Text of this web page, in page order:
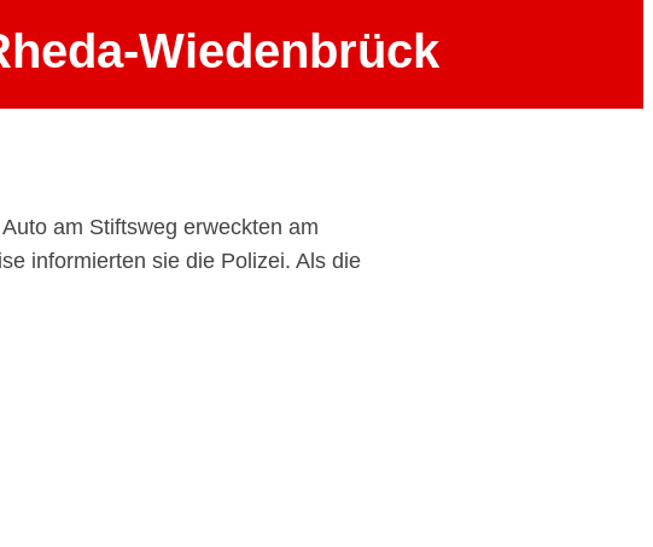
Wiedenbrück
am Stiftsweg erweckten am
informierten sie die Polizei. Als die